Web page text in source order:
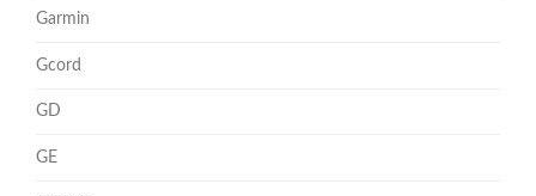
Garmin
Gcord
GD
GE